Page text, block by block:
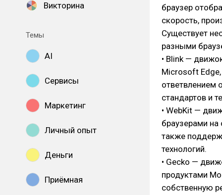
Викторина
Темы
AI
Сервисы
Маркетинг
Личный опыт
Деньги
Приёмная
браузер
скорость,
Существует
разными
• Blink —
Microsoft Edge,
ответвлением
стандартов и
• WebKit —
браузерами
также
технологий.
• Gecko —
продуктами
собственную